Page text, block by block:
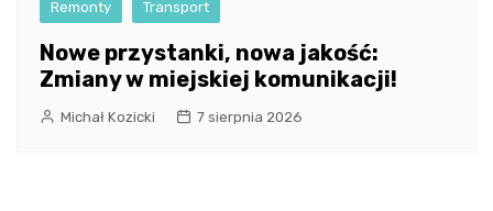
Remonty Transport
Nowe przystanki, nowa jakość:
Zmiany w miejskiej komunikacji!
Michał Kozicki 7 sierpnia 2026